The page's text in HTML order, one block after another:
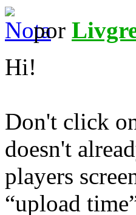
por
Hi!
Don't click
doesn't
players
“upload